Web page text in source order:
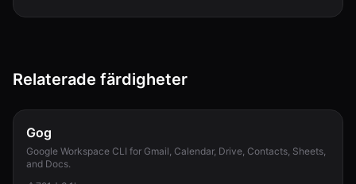
Relaterade färdigheter
Gog
Google Workspace CLI for Gmail, Calendar, Drive, Contacts, Sheets,
and Docs.